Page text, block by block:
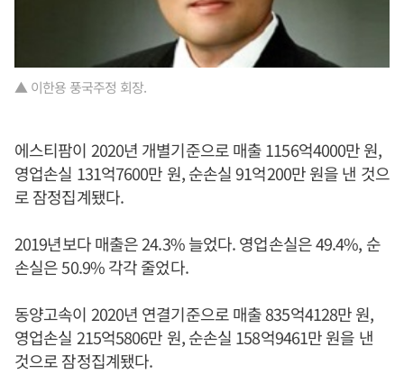
▲ 이한용 풍국주정 회장.
에스티팜이 2020년 개별기준으로 매출 1156억4000만 원,
영업손실 131억7600만 원, 순손실 91억200만 원을 낸 것으
로 잠정집계됐다.
2019년보다 매출은 24.3% 늘었다. 영업손실은 49.4%, 순
손실은 50.9% 각각 줄었다.
동양고속이 2020년 연결기준으로 매출 835억4128만 원,
영업손실 215억5806만 원, 순손실 158억9461만 원을 낸
것으로 잠정집계됐다.